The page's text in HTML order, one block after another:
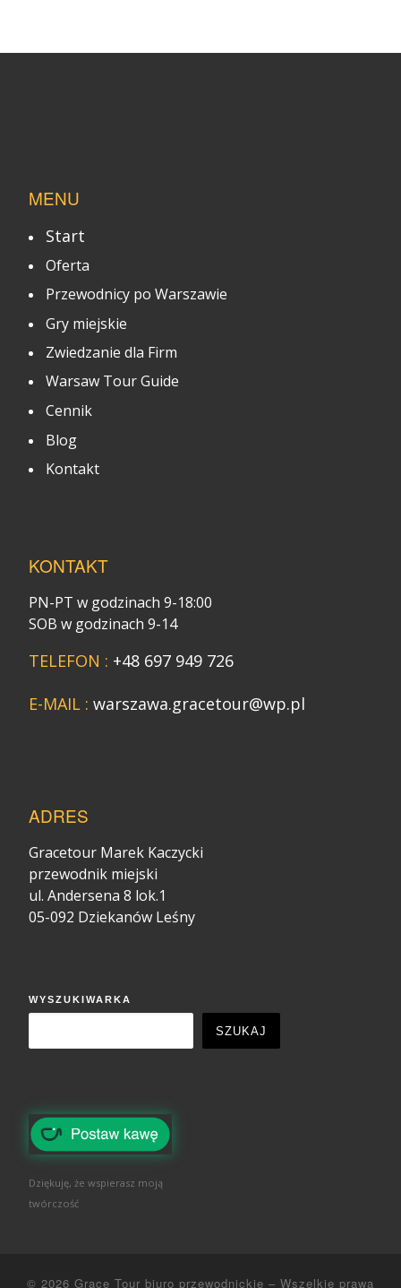
MENU
Start
Oferta
Przewodnicy po Warszawie
Gry miejskie
Zwiedzanie dla Firm
Warsaw Tour Guide
Cennik
Blog
Kontakt
KONTAKT
PN-PT w godzinach 9-18:00
SOB w godzinach 9-14
TELEFON : +48 697 949 726
E-MAIL : warszawa.gracetour@wp.pl
ADRES
Gracetour Marek Kaczycki
przewodnik miejski
ul. Andersena 8 lok.1
05-092 Dziekanów Leśny
WYSZUKIWARKA
SZUKAJ
Dziękuję, że wspierasz moją
twórczość
© 2026 Grace Tour biuro przewodnickie – Wszelkie prawa